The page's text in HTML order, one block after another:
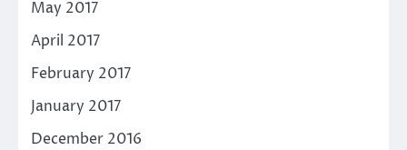
May 2017
April 2017
February 2017
January 2017
December 2016